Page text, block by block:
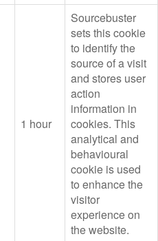
1 hour
Sourcebuster
sets this cookie
to identify the
source of a visit
and stores user
action
information in
cookies. This
analytical and
behavioural
cookie is used
to enhance the
visitor
experience on
the website.